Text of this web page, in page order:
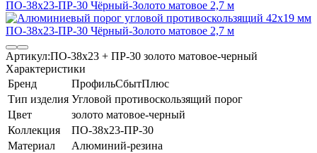
Артикул:ПО-38х23 + ПР-30 золото матовое-черный
Характеристики
Бренд
ПрофильСбытПлюс
Тип изделия Угловой противоскользящий порог
Цвет
золото матовое-черный
Коллекция
ПО-38х23-ПР-30
Материал
Алюминий-резина